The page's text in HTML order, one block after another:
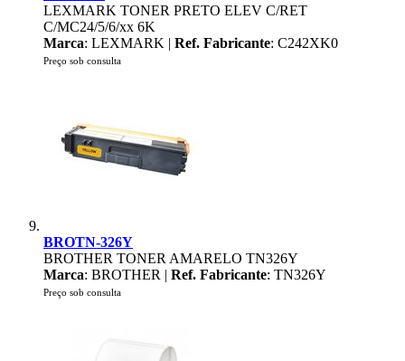
LEXMARK TONER PRETO ELEV C/RET
C/MC24/5/6/xx 6K
Marca: LEXMARK | Ref. Fabricante: C242XK0
Preço sob consulta
BROTN-326Y
BROTHER TONER AMARELO TN326Y
Marca: BROTHER | Ref. Fabricante: TN326Y
Preço sob consulta